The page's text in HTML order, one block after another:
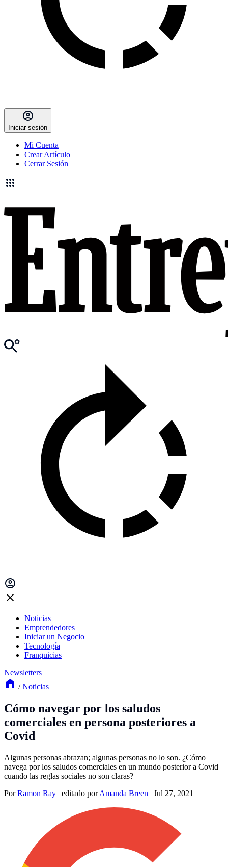
Iniciar sesión
Mi Cuenta
Crear Artículo
Cerrar Sesión
Noticias
Emprendedores
Iniciar un Negocio
Tecnología
Franquicias
Newsletters
/ Noticias
Cómo navegar por los saludos
comerciales en persona posteriores a
Covid
Algunas personas abrazan; algunas personas no lo son. ¿Cómo
navega por los saludos comerciales en un mundo posterior a Covid
cuando las reglas sociales no son claras?
PorRamon Ray | editado porAmanda Breen | Jul 27, 2021